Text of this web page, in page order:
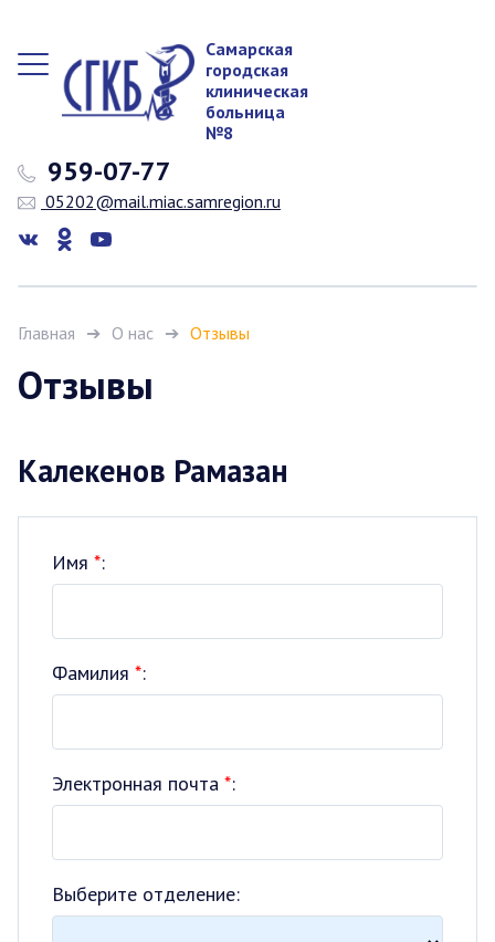
Самарская
городская
клиническая
больница
№8
959-07-77
05202@mail.miac.samregion.ru
Главная О нас Отзывы
Отзывы
Калекенов Рамазан
Имя *:
Фамилия *:
Электронная почта *:
Выберите отделение: